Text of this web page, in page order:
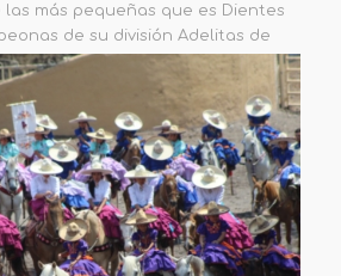
más pequeñas que es Dientes
de su división Adelitas de